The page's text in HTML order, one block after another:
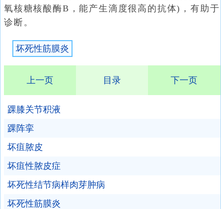
氧核糖核酸酶B，能产生滴度很高的抗体)，有助于
诊断。
坏死性筋膜炎
上一页 目录 下一页
踝膝关节积液
踝阵挛
坏疽脓皮
坏疽性脓皮症
坏死性结节病样肉芽肿病
坏死性筋膜炎